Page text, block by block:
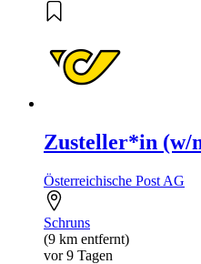
Zusteller*in (w/
Österreichische Post AG
Schruns
(9 km entfernt)
vor 9 Tagen